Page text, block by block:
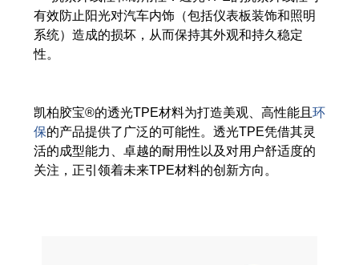
有效防止阳光对汽车内饰（包括仪表板装饰和照明
系统）造成的损坏，从而保持其外观和持久稳定
性。
凯柏胶宝®的透光TPE材料为打造美观、高性能且 环
保的产品提供了广泛的可能性。透光TPE凭借其灵
活的成型能力、卓越的耐用性以及对用户舒适度的
关注，正引领着未来TPE材料的创新方向。